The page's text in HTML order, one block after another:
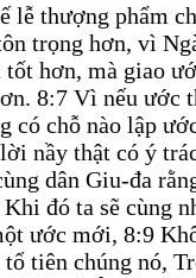
lễ thượng phẩm
trọng hơn, vì
tốt hơn, mà giao
8:7 Vì nếu ước
có chỗ nào lập
nầy thật có ý
dân Giu-đa
đó ta sẽ cùng
ước mới, 8:9
tiên chúng nó,